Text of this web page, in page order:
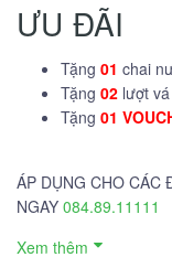
ƯU ĐÃI
Tặng 01 chai
Tặng 02 lượt
Tặng 01
ÁP DỤNG CHO CÁC
NGAY 084.89.11111
Xem thêm